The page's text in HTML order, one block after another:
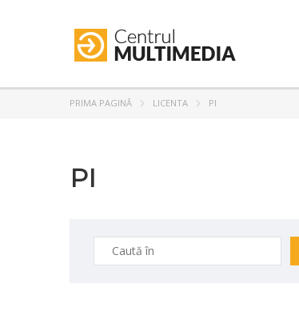
PRIMA PAGINĂ LICENTA PI
PI